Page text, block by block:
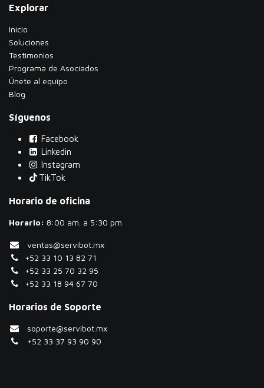
Explorar
Inicio
Soluciones
Testimonios
​Programa de Asociados
Únete al equipo
Blog
Síguenos
Facebook
Linkedin
Instagram
TikTok
Horario de oficina
Horario: ​8:00 am. a 5:30 pm.
ventas@servibot.mx
+52 33 10 13 82 71
+52 33 25 70 32 95
+52 33 18 94 67 70
Horarios de Soporte
soporte@servibot.mx
+52 33 37 93 90 90